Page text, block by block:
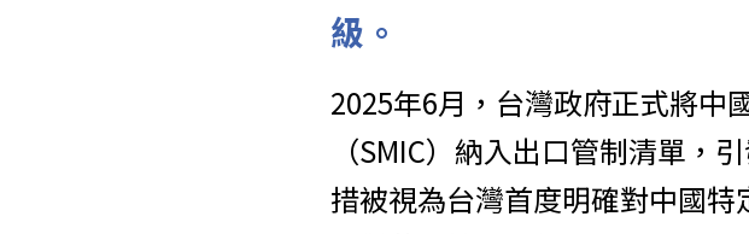
級。
2025年6月，台灣政府正式將中
（SMIC）納入出口管制清單，
措被視為台灣首度明確對中國